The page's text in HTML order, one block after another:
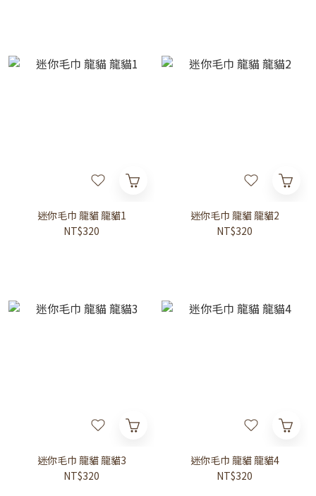
迷你毛巾 龍貓 龍貓1
NT$320
迷你毛巾 龍貓 龍貓2
NT$320
迷你毛巾 龍貓 龍貓3
NT$320
迷你毛巾 龍貓 龍貓4
NT$320